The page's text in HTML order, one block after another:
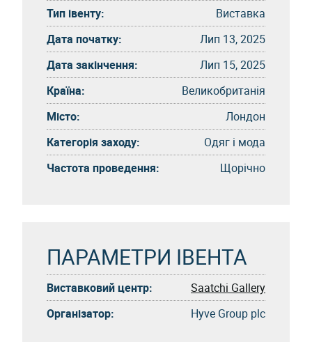
Тип івенту:
Виставка
Дата початку:
Лип 13, 2025
Дата закінчення:
Лип 15, 2025
Країна:
Великобританія
Місто:
Лондон
Категорія заходу:
Одяг і мода
Частота проведення:
Щорічно
ПАРАМЕТРИ ІВЕНТА
Виставковий центр:
Saatchi Gallery
Організатор:
Hyve Group plc